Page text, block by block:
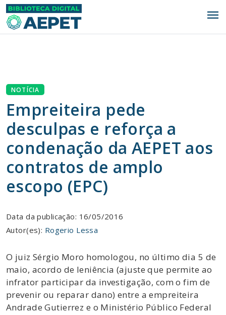
menu
NOTÍCIA
Empreiteira pede
desculpas e reforça a
condenação da AEPET aos
contratos de amplo
escopo (EPC)
Data da publicação: 16/05/2016
Autor(es): Rogerio Lessa
O juiz Sérgio Moro homologou, no último dia 5 de
maio, acordo de leniência (ajuste que permite ao
infrator participar da investigação, com o fim de
prevenir ou reparar dano) entre a empreiteira
Andrade Gutierrez e o Ministério Público Federal